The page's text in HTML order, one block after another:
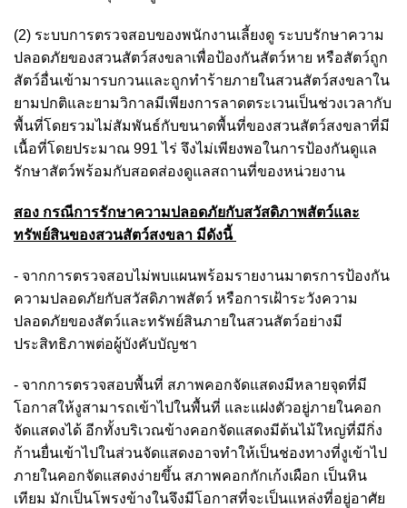
(2) ระบบการตรวจสอบของพนักงานเลี้ยงดู ระบบรักษาความ
ปลอดภัยของสวนสัตว์สงขลาเพื่อป้องกันสัตว์หาย หรือสัตว์ถูก
สัตว์อื่นเข้ามารบกวนและถูกทำร้ายภายในสวนสัตว์สงขลาใน
ยามปกติและยามวิกาลมีเพียงการลาดตระเวนเป็นช่วงเวลากับ
พื้นที่โดยรวมไม่สัมพันธ์กับขนาดพื้นที่ของสวนสัตว์สงขลาที่มี
เนื้อที่โดยประมาณ 991 ไร่ จึงไม่เพียงพอในการป้องกันดูแล
รักษาสัตว์พร้อมกับสอดส่องดูแลสถานที่ของหน่วยงาน
สอง กรณีการรักษาความปลอดภัยกับสวัสดิภาพสัตว์และ
ทรัพย์สินของสวนสัตว์สงขลา มีดังนี้
- จากการตรวจสอบไม่พบแผนพร้อมรายงานมาตรการป้องกัน
ความปลอดภัยกับสวัสดิภาพสัตว์ หรือการเฝ้าระวังความ
ปลอดภัยของสัตว์และทรัพย์สินภายในสวนสัตว์อย่างมี
ประสิทธิภาพต่อผู้บังคับบัญชา
- จากการตรวจสอบพื้นที่ สภาพคอกจัดแสดงมีหลายจุดที่มี
โอกาสให้งูสามารถเข้าไปในพื้นที่ และแฝงตัวอยู่ภายในคอก
จัดแสดงได้ อีกทั้งบริเวณข้างคอกจัดแสดงมีต้นไม้ใหญ่ที่มีกิ่ง
ก้านยื่นเข้าไปในส่วนจัดแสดงอาจทำให้เป็นช่องทางที่งูเข้าไป
ภายในคอกจัดแสดงง่ายขึ้น สภาพคอกกักเก้งเผือก เป็นหิน
เทียม มักเป็นโพรงข้างในจึงมีโอกาสที่จะเป็นแหล่งที่อยู่อาศัย